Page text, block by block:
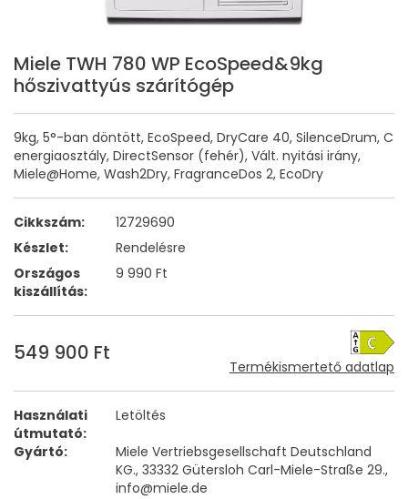
Miele TWH 780 WP EcoSpeed&9kg
hőszivattyús szárítógép
9kg, 5°-ban döntött, EcoSpeed, DryCare 40, SilenceDrum, C
energiaosztály, DirectSensor (fehér), Vált. nyitási irány,
Miele@Home, Wash2Dry, FragranceDos 2, EcoDry
Cikkszám:
12729690
Készlet:
Rendelésre
Országos
kiszállítás:
9 990 Ft
549 900 Ft
Termékismertető adatlap
Használati
útmutató:
Letöltés
Gyártó:
Miele Vertriebsgesellschaft Deutschland
KG., 33332 Gütersloh Carl-Miele-Straße 29.,
info@miele.de